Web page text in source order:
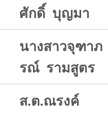
ศักดิ์ บุญมา
นางสาวจุฑาภ
รณ์ รามสูตร
ส.ต.ณรงค์